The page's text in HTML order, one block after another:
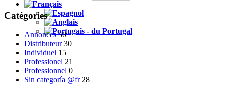
Catégories
Annonces 50
Distributeur 30
Individuel 15
Professionel 21
Professionnel 0
Sin categoría @fr 28